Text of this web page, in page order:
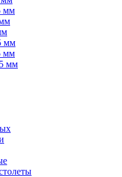
мм
мм
мм
мм